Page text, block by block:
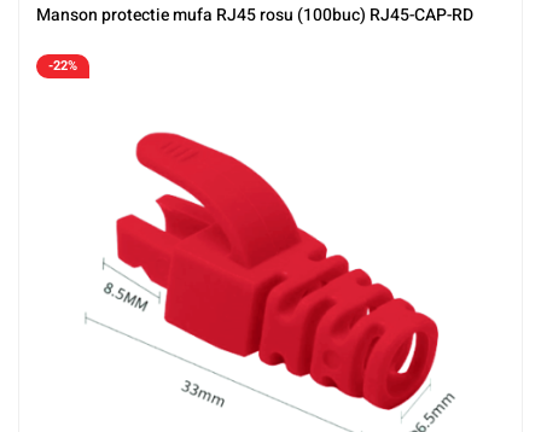
Manson protectie mufa RJ45 rosu (100buc) RJ45-CAP-RD
-22%